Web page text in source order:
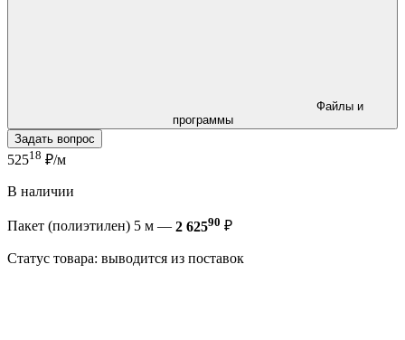
программы
Задать вопрос
52518 ₽/м
В наличии
Пакет (полиэтилен) 5 м — 2 62590 ₽
Статус товара: выводится из поставок